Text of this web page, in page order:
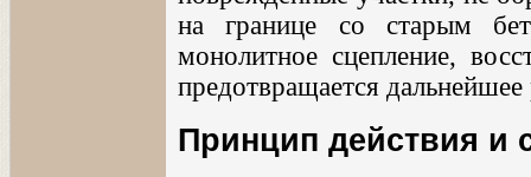
на границе со старым
монолитное сцепление,
предотвращается
Принцип действия и